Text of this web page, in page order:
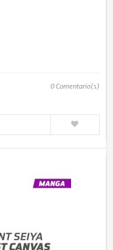
0Comentario(s)